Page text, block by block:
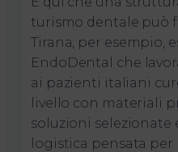
turismo dentale può
Tirana, per esempio,
EndoDental che
ai pazienti italiani
livello con materiali
soluzioni selezionate
logistica pensata per